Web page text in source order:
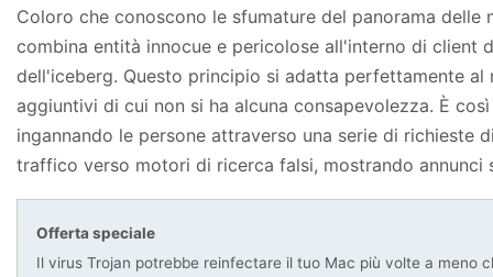
Coloro che conoscono le sfumature del panorama
combina entità innocue e pericolose all'interno di client
dell'iceberg. Questo principio si adatta perfettamente
aggiuntivi di cui non si ha alcuna consapevolezza. È
ingannando le persone attraverso una serie di
traffico verso motori di ricerca falsi, mostrando
Offerta speciale
Il virus Trojan potrebbe reinfectare il tuo Mac più volte a meno